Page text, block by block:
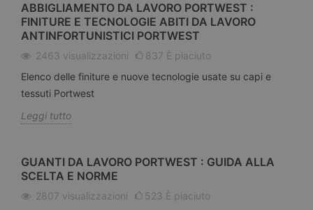
ABBIGLIAMENTO DA LAVORO PORTWEST :
FINITURE E TECNOLOGIE ABITI DA LAVORO
ANTINFORTUNISTICI PORTWEST
2463 visualizzazioni 837 È piaciuto
Elenco delle finiture e nuove tecnologie usate su capi e
tessuti Portwest
Leggi tutto
GUANTI DA LAVORO PORTWEST : GUIDA ALLA
SCELTA E NORME
2807 visualizzazioni 523 È piaciuto